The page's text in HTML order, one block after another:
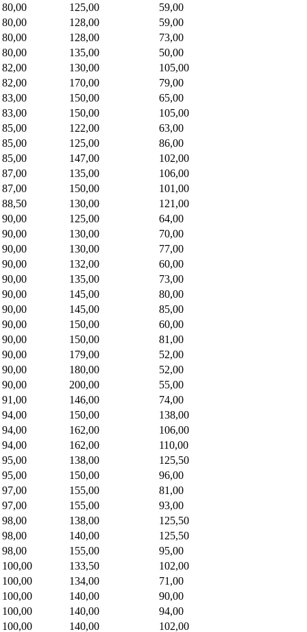
80,00
125,00
59,00
80,00
128,00
59,00
80,00
128,00
73,00
80,00
135,00
50,00
82,00
130,00
105,00
82,00
170,00
79,00
83,00
150,00
65,00
83,00
150,00
105,00
85,00
122,00
63,00
85,00
125,00
86,00
85,00
147,00
102,00
87,00
135,00
106,00
87,00
150,00
101,00
88,50
130,00
121,00
90,00
125,00
64,00
90,00
130,00
70,00
90,00
130,00
77,00
90,00
132,00
60,00
90,00
135,00
73,00
90,00
145,00
80,00
90,00
145,00
85,00
90,00
150,00
60,00
90,00
150,00
81,00
90,00
179,00
52,00
90,00
180,00
52,00
90,00
200,00
55,00
91,00
146,00
74,00
94,00
150,00
138,00
94,00
162,00
106,00
94,00
162,00
110,00
95,00
138,00
125,50
95,00
150,00
96,00
97,00
155,00
81,00
97,00
155,00
93,00
98,00
138,00
125,50
98,00
140,00
125,50
98,00
155,00
95,00
100,00
133,50
102,00
100,00
134,00
71,00
100,00
140,00
90,00
100,00
140,00
94,00
100,00
140,00 102,00